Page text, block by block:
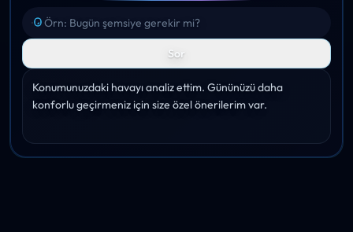
Sor
Konumunuzdaki havayı analiz ettim. Gününüzü daha
konforlu geçirmeniz için size özel önerilerim var.